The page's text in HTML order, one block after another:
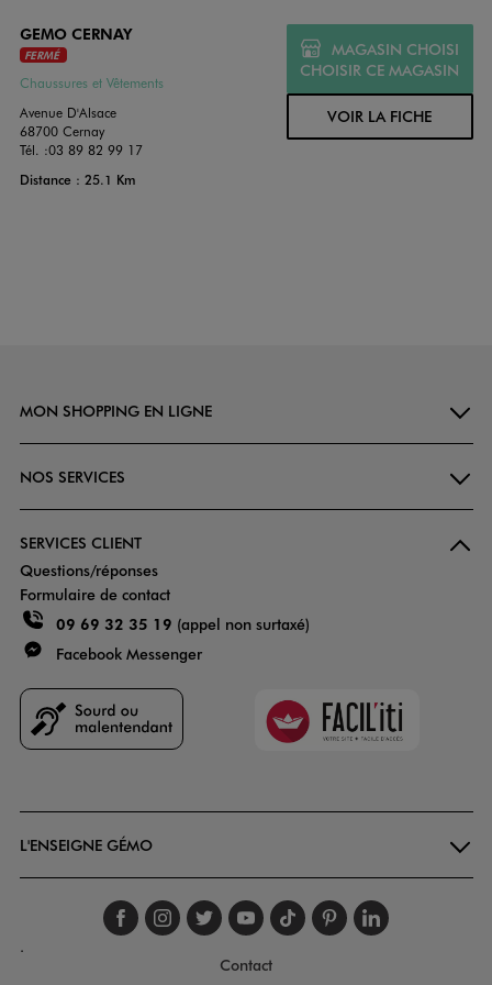
GEMO CERNAY
FERMÉ
Chaussures et Vêtements
Avenue D'Alsace
68700 Cernay
Tél. :03 89 82 99 17
Distance : 25.1 Km
MAGASIN CHOISI
CHOISIR CE MAGASIN
VOIR LA FICHE
MON SHOPPING EN LIGNE
NOS SERVICES
SERVICES CLIENT
Questions/réponses
Formulaire de contact
09 69 32 35 19 (appel non surtaxé)
Facebook Messenger
Faciliti
L'ENSEIGNE GÉMO
Suivez-nous sur
Suivez-nous sur
Suivez-nous sur
Suivez-nous
Suivez-nous
Suivez-
.
Contact